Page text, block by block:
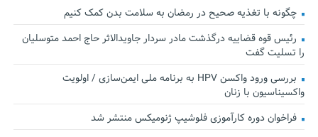
چگونه با تغذیه صحیح در رمضان به سلامت بدن کمک کنیم
رئیس قوه قضاییه درگذشت مادر سردار جاویدالاثر حاج احمد متوسلیان
را تسلیت گفت
بررسی ورود واکسن HPV به برنامه ملی ایمن‌سازی / اولویت
واکسیناسیون با زنان
فراخوان دوره کارآموزی فلوشیپ ژنومیکس منتشر شد